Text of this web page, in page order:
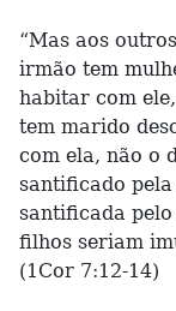
“Mas aos
irmão tem
habitar com
tem marido
com ela, não o
santificado
santificada
filhos seriam
(1Cor 7:12-14)